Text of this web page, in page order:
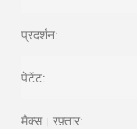
प्रदर्शन:
पेटेंट:
मैक्स। रफ़्तार: